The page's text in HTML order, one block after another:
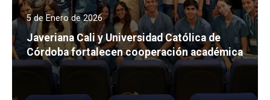
5 de Enero de 2026
Javeriana Cali y Universidad Católica de
Córdoba fortalecen cooperación académica